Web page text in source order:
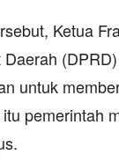
Ketua
untuk
pemerintah